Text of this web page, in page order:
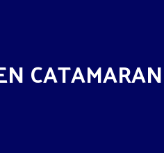
CATAMARAN